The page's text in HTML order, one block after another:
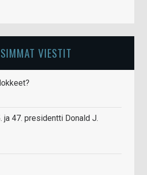
VIESTIT
ja 47. presidentti Donald J.